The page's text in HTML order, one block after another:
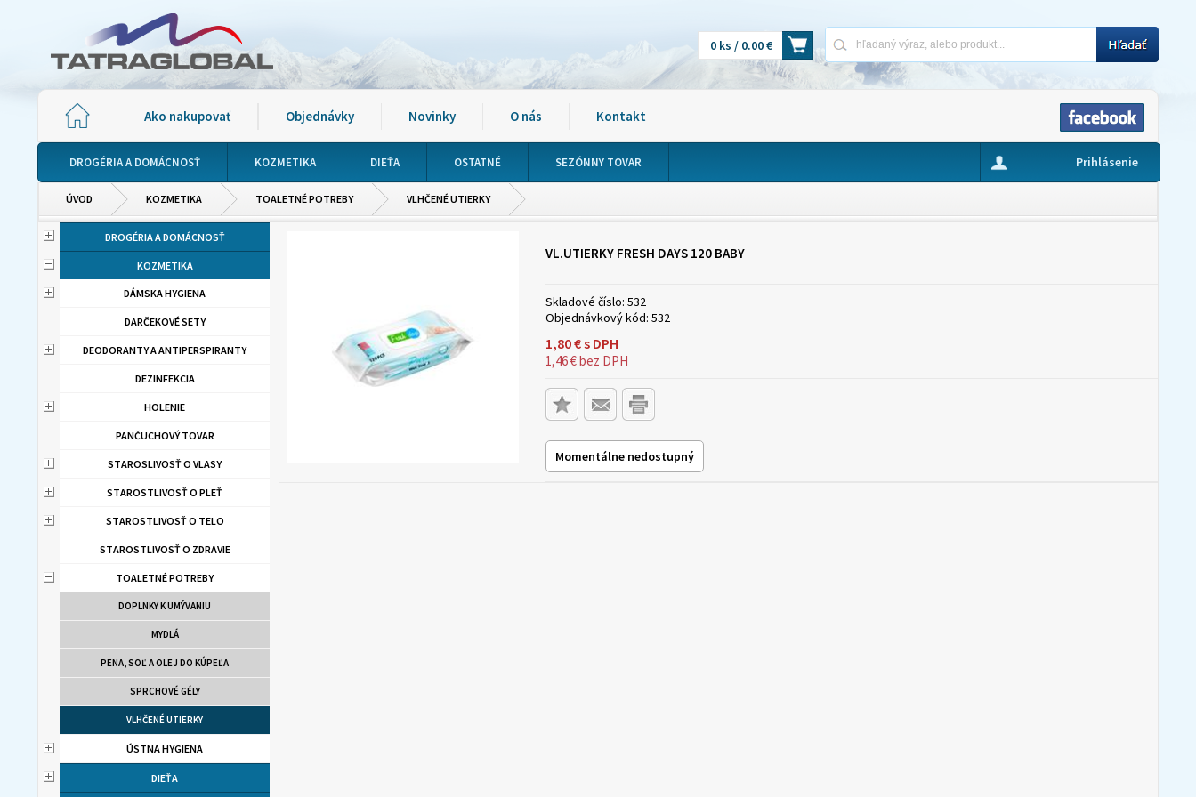
0 ks / 0.00 €
Ako nakupovať Objednávky Novinky O nás Kontakt
DROGÉRIA A DOMÁCNOSŤ KOZMETIKA DIEŤA OSTATNÉ SEZÓNNY TOVAR Prihlásenie
ÚVOD KOZMETIKA TOALETNÉ POTREBY VLHČENÉ UTIERKY
DROGÉRIA A DOMÁCNOSŤ
KOZMETIKA
DÁMSKA HYGIENA
DARČEKOVÉ SETY
DEODORANTY A ANTIPERSPIRANTY
DEZINFEKCIA
HOLENIE
PANČUCHOVÝ TOVAR
STAROSLIVOSŤ O VLASY
STAROSTLIVOSŤ O PLEŤ
STAROSTLIVOSŤ O TELO
STAROSTLIVOSŤ O ZDRAVIE
TOALETNÉ POTREBY
DOPLNKY K UMÝVANIU
MYDLÁ
PENA, SOĽ A OLEJ DO KÚPEĽA
SPRCHOVÉ GÉLY
VLHČENÉ UTIERKY
ÚSTNA HYGIENA
DIEŤA
VL.UTIERKY FRESH DAYS 120 BABY
Skladové číslo: 532
Objednávkový kód: 532
1,80€s DPH
1,46€bez DPH
Momentálne nedostupný